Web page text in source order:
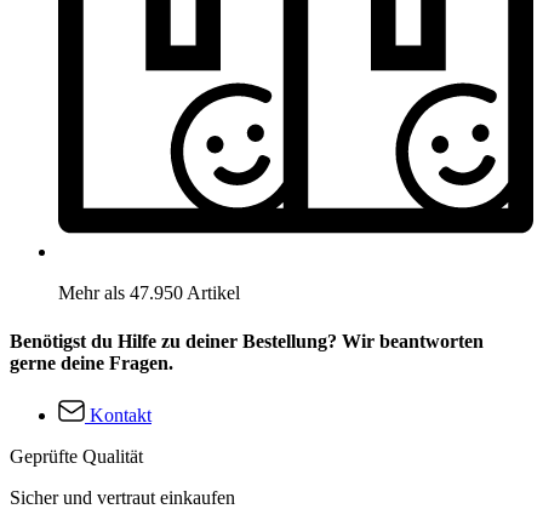
Mehr als 47.950 Artikel
Benötigst du Hilfe zu deiner Bestellung? Wir beantworten
gerne deine Fragen.
Kontakt
Geprüfte Qualität
Sicher und vertraut einkaufen